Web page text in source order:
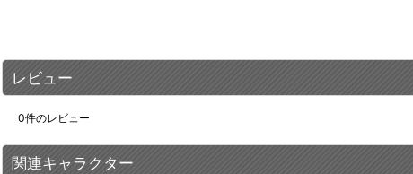
レビュー
0件のレビュー
関連キャラクター